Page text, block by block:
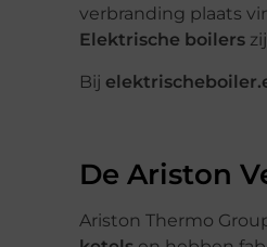
verbranding plaats
Elektrische boilers
Bij
De Ariston
Ariston Thermo